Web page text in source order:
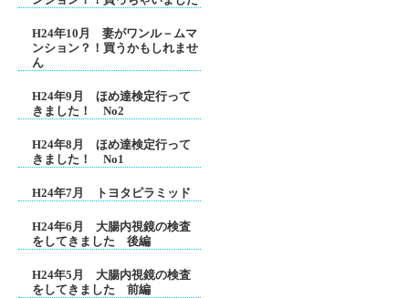
H24年10月 妻がワンル－ムマ
ンション？！買うかもしれませ
ん
H24年9月 ほめ達検定行って
きました！ No2
H24年8月 ほめ達検定行って
きました！ No1
H24年7月 トヨタピラミッド
H24年6月 大腸内視鏡の検査
をしてきました 後編
H24年5月 大腸内視鏡の検査
をしてきました 前編